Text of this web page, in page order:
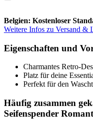
Belgien: Kostenloser
Weitere Infos zu Versand &
Eigenschaften und
Charmantes Retro-
Platz für deine
Perfekt für den
Häufig zusammen
Seifenspender